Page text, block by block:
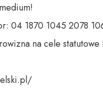
04 1870 1045 2078
na cele statutowe